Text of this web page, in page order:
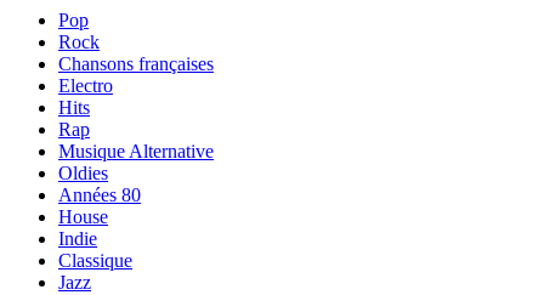
Pop
Rock
Chansons françaises
Electro
Hits
Rap
Musique Alternative
Oldies
Années 80
House
Indie
Classique
Jazz